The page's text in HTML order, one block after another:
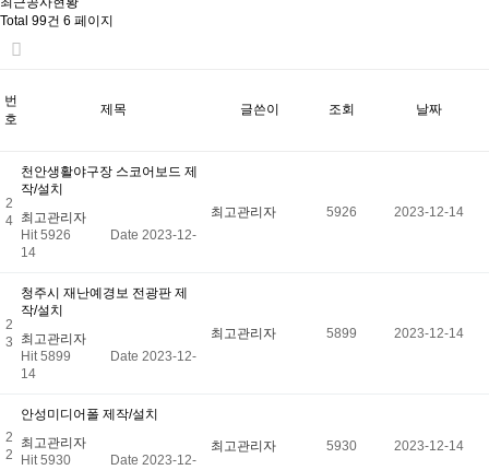
Total 99건 6 페이지
번
호
제목 글쓴이 조회 날짜
2
4
천안생활야구장 스코어보드 제
작/설치
최고관리자
Hit 5926
Date 2023-12-
14
최고관리자 5926 2023-12-14
2
3
청주시 재난예경보 전광판 제
작/설치
최고관리자
Hit 5899
Date 2023-12-
14
최고관리자 5899 2023-12-14
2
2
안성미디어폴 제작/설치
최고관리자
Hit 5930
Date 2023-12-
최고관리자 5930 2023-12-14